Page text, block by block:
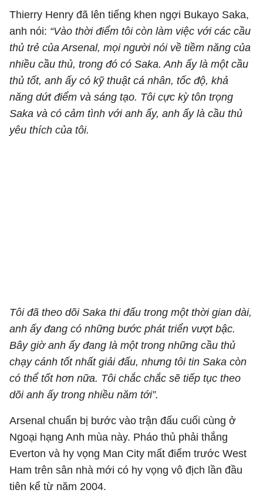
Thierry Henry đã lên tiếng khen ngợi Bukayo Saka,
anh nói: “Vào thời điểm tôi còn làm việc với các cầu
thủ trẻ của Arsenal, mọi người nói về tiềm năng của
nhiều cầu thủ, trong đó có Saka. Anh ấy là một cầu
thủ tốt, anh ấy có kỹ thuật cá nhân, tốc độ, khả
năng dứt điểm và sáng tạo. Tôi cực kỳ tôn trọng
Saka và có cảm tình với anh ấy, anh ấy là cầu thủ
yêu thích của tôi.
Tôi đã theo dõi Saka thi đấu trong một thời gian dài,
anh ấy đang có những bước phát triển vượt bậc.
Bây giờ anh ấy đang là một trong những cầu thủ
chạy cánh tốt nhất giải đấu, nhưng tôi tin Saka còn
có thể tốt hơn nữa. Tôi chắc chắc sẽ tiếp tục theo
dõi anh ấy trong nhiều năm tới”.
Arsenal chuẩn bị bước vào trận đấu cuối cùng ở
Ngoại hạng Anh mùa này. Pháo thủ phải thắng
Everton và hy vọng Man City mất điểm trước West
Ham trên sân nhà mới có hy vọng vô địch lần đầu
tiên kể từ năm 2004.